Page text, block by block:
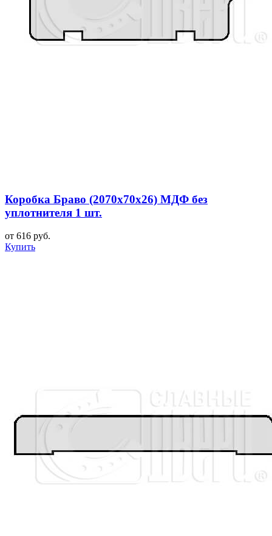
Коробка Браво (2070x70x26) МДФ без
уплотнителя 1 шт.
от 616 руб.
Купить